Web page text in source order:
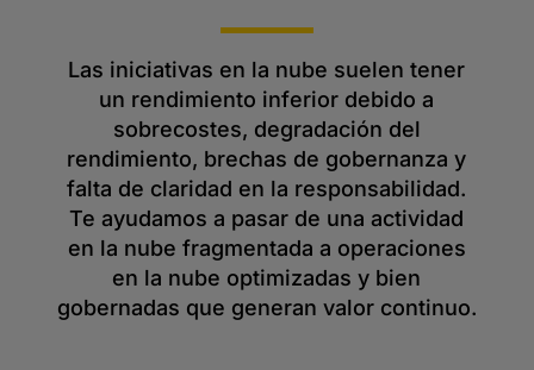
Las iniciativas en la nube suelen tener
un rendimiento inferior debido a
sobrecostes, degradación del
rendimiento, brechas de gobernanza y
falta de claridad en la responsabilidad.
Te ayudamos a pasar de una actividad
en la nube fragmentada a operaciones
en la nube optimizadas y bien
gobernadas que generan valor continuo.